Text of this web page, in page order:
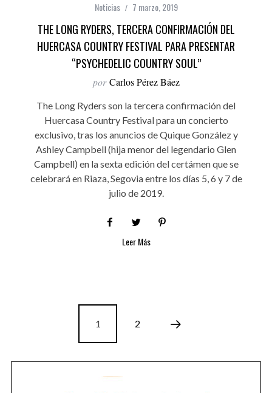
Noticias 7 marzo, 2019
THE LONG RYDERS, TERCERA CONFIRMACIÓN DEL
HUERCASA COUNTRY FESTIVAL PARA PRESENTAR
“PSYCHEDELIC COUNTRY SOUL”
por Carlos Pérez Báez
The Long Ryders son la tercera confirmación del
Huercasa Country Festival para un concierto
exclusivo, tras los anuncios de Quique González y
Ashley Campbell (hija menor del legendario Glen
Campbell) en la sexta edición del certámen que se
celebrará en Riaza, Segovia entre los días 5, 6 y 7 de
julio de 2019.
Leer Más
1 2